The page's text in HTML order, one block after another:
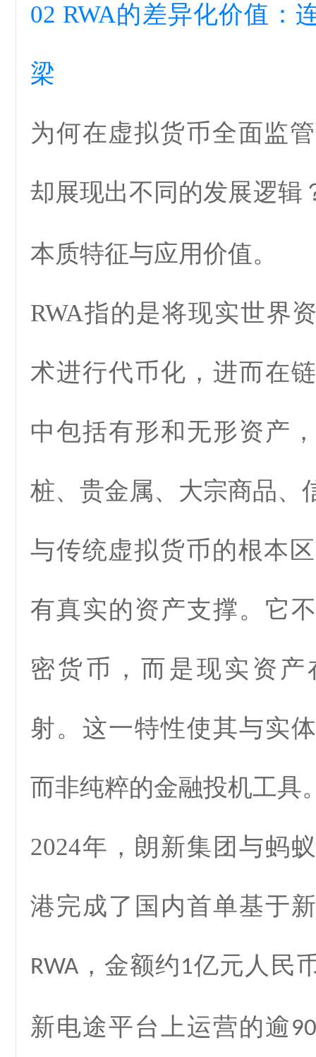
02 RWA的差异化价值：
梁
为何在虚拟货币全面监
却展现出不同的发展逻辑
本质特征与应用价值。
RWA指的是将现实世界
术进行代币化，进而在
中包括有形和无形资产
桩、贵金属、大宗商品、
与传统虚拟货币的根本
有真实的资产支撑。它
密货币，而是现实资
射。这一特性使其与实
而非纯粹的金融投机工具
2024年，朗新集团与蚂
港完成了国内首单基于
RWA ，金额约1亿元人民
新电途平台上运营的逾